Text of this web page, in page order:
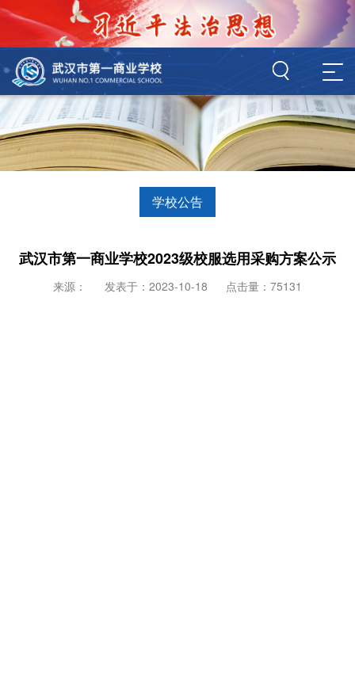
学校公告
武汉市第一商业学校2023级校服选用采购方案公示
来源： 发表于：2023-10-18 点击量：75131